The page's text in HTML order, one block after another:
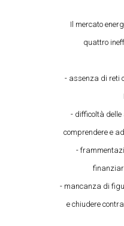
Il mercato
quattro
- assenza di reti
- difficoltà delle
comprendere e
-
- mancanza di
e chiudere